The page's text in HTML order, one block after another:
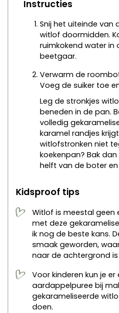
Instructies
Snij het uiteinde van
witlof doormidden.
ruimkokend water in
beetgaar.
Verwarm de
Voeg de suiker toe
Leg de stronkjes
beneden in de pan.
volledig
karamel randjes
witlofstronken niet
koekenpan? Bak
helft van de boter
Kidsproof tips
Witlof is meestal geen
met deze
ik nog de beste kans.
smaak geworden,
naar de achtergrond is
Voor kinderen kun je
aardappelpuree bij
gekarameliseerde
doen.